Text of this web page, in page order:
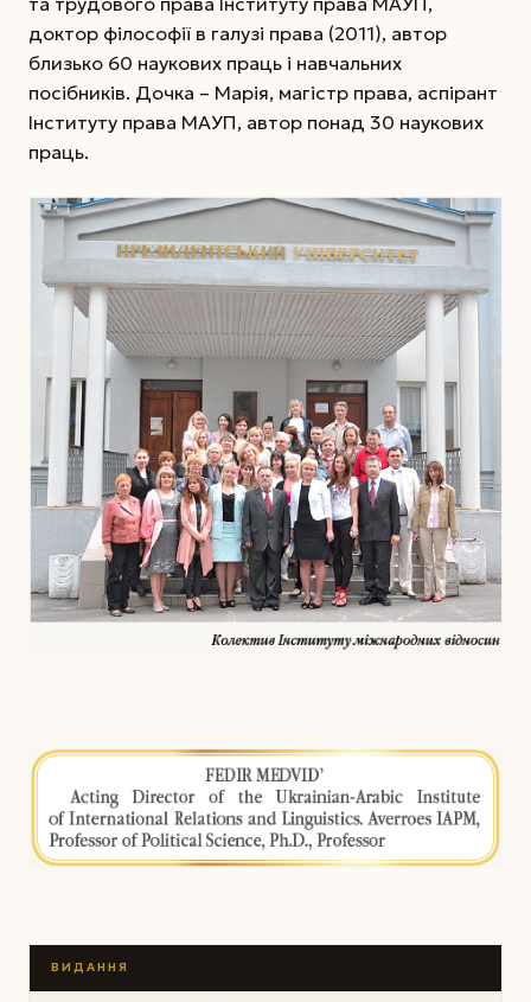
доктор філософії в галузі права (2011), автор
близько 60 наукових праць і навчальних
посібників. Дочка – Марія, магістр права, аспірант
Інституту права МАУП, ­автор понад 30 наукових
праць.
ВИДАННЯ